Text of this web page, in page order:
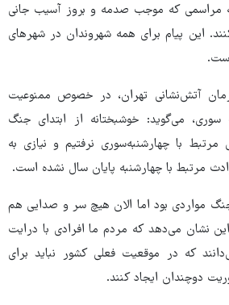
مراسمی که موجب صدمه و بروز آسیب جانی
این پیام برای همه شهروندان در شهرهای
آتش‌نشانی تهران، در خصوص ممنوعیت
سوری، می‌گوید: خوشبختانه از ابتدای جنگ
مرتبط با چهارشنبه‌سوری نرفتیم و نیازی به
مرتبط با چهارشنبه‌ پایان سال نشده است.
مواردی بود اما الان هیچ سر و صدایی هم
نشان می‌دهد که مردم ما افرادی با درایت
که در موقعیت فعلی کشور نباید برای
دوچندان ایجاد کنند.